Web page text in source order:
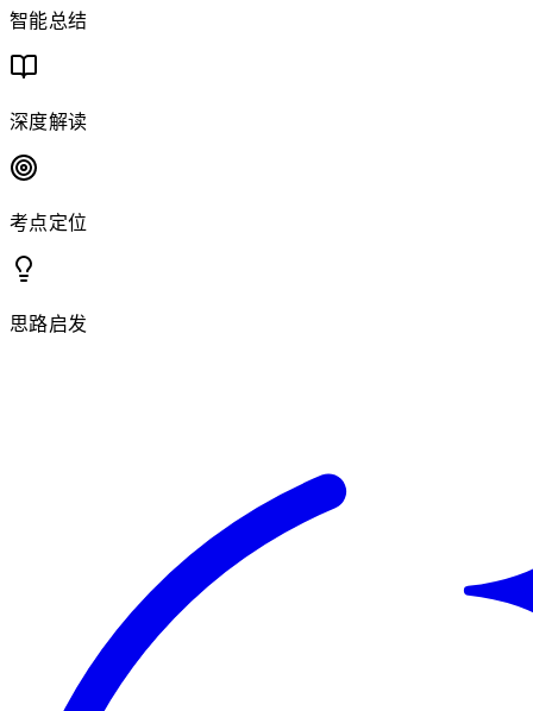
智能总结
深度解读
考点定位
思路启发